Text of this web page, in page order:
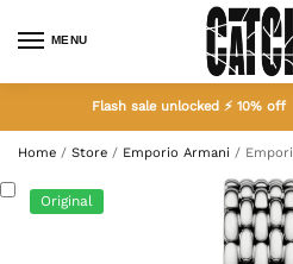
MENU
Flash sale unlocked ⚡ 10%
Home / Store / Emporio Armani /
Original